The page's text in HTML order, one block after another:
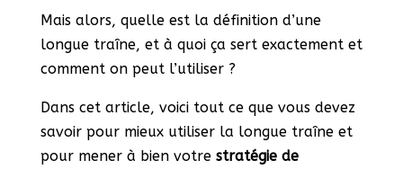
Mais alors, quelle est la définition d’une
longue traîne, et à quoi ça sert exactement et
comment on peut l’utiliser ?
Dans cet article, voici tout ce que vous devez
savoir pour mieux utiliser la longue traîne et
pour mener à bien votre stratégie de